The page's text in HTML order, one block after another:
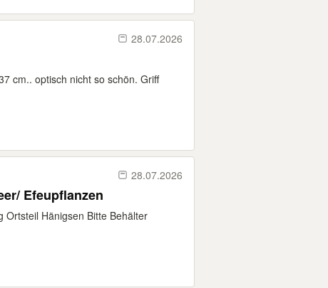
28.07.2026
cm.. optisch nicht so schön. Griff
28.07.2026
Efeupflanzen
Ortsteil Hänigsen Bitte Behälter